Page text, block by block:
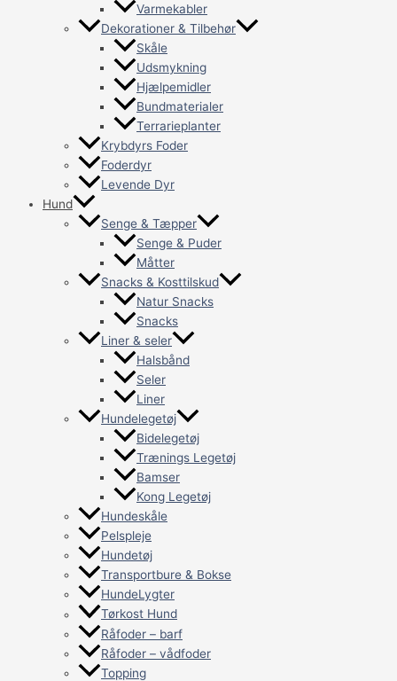
Varmekabler
Dekorationer & Tilbehør
Skåle
Udsmykning
Hjælpemidler
Bundmaterialer
Terrarieplanter
Krybdyrs Foder
Foderdyr
Levende Dyr
Hund
Senge & Tæpper
Senge & Puder
Måtter
Snacks & Kosttilskud
Natur Snacks
Snacks
Liner & seler
Halsbånd
Seler
Liner
Hundelegetøj
Bidelegetøj
Trænings Legetøj
Bamser
Kong Legetøj
Hundeskåle
Pelspleje
Hundetøj
Transportbure & Bokse
HundeLygter
Tørkost Hund
Råfoder – barf
Råfoder – vådfoder
Topping